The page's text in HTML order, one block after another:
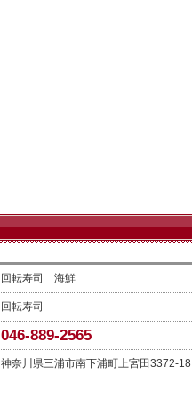
回転寿司 海鮮
回転寿司
046-889-2565
神奈川県三浦市南下浦町上宮田3372-18